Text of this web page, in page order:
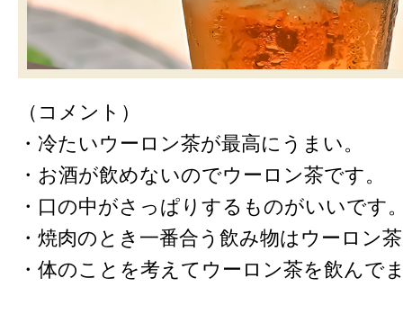
（コメント）
・冷たいウーロン茶が最高にうまい。
・お酒が飲めないのでウーロン茶です。
・口の中がさっぱりするものがいいです
・焼肉のとき一番合う飲み物はウーロン
・体のことを考えてウーロン茶を飲んで